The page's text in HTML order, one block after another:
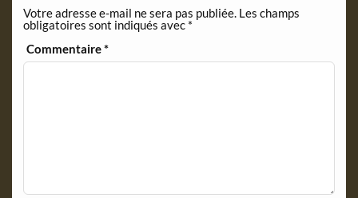
d
l
y
Votre adresse e-mail ne sera pas publiée. Les champs
obligatoires sont indiqués avec *
Commentaire*